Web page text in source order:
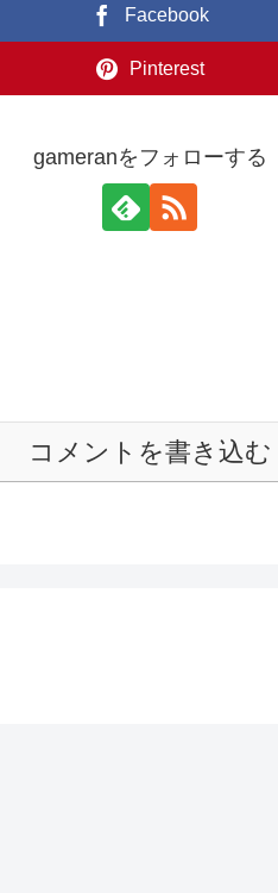
Facebook
Pinterest
gameranをフォローする
コメントを書き込む